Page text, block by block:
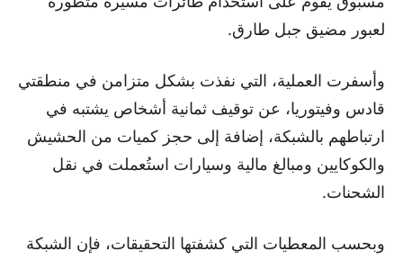
لعبور مضيق جبل طارق.
وأسفرت العملية، التي نفذت بشكل متزامن في منطقتي
قادس وفيتوريا، عن توقيف ثمانية أشخاص يشتبه في
ارتباطهم بالشبكة، إضافة إلى حجز كميات من الحشيش
والكوكايين ومبالغ مالية وسيارات استُعملت في نقل
الشحنات.
وبحسب المعطيات التي كشفتها التحقيقات، فإن الشبكة